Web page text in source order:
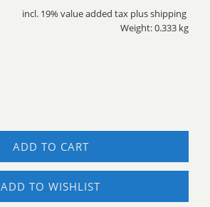
incl. 19% value added tax plus shipping
Weight: 0.333 kg
ADD TO CART
ADD TO WISHLIST